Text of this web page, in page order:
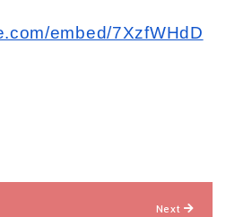
embed/7XzfWHdD
Next